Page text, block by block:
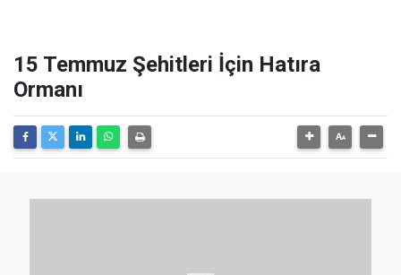
15 Temmuz Şehitleri İçin Hatıra
Ormanı